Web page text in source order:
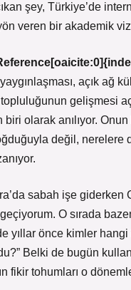
şey, Türkiye’de
veren bir akademik
açık ağ
gelişmesi
biri olarak anılıyor.
değil, nerelere
sabah işe giderken
O sırada
yıllar önce kimler
Belki de bugün
fikir tohumları o